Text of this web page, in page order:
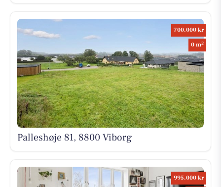
700.000 kr
0 m2
Palleshøje 81, 8800 Viborg
995.000 kr